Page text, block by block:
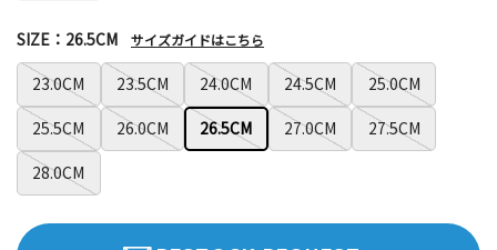
23.0CM 23.5CM 24.0CM 24.5CM
25.0CM
25.5CM
26.0CM 26.5CM 27.0CM
27.5CM
28.0CM
SIZE：26.5CM サイズガイドはこちら